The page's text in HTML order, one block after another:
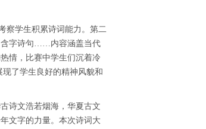
察学生积累诗词能力。第二
含字诗句……内容涵盖当代
情，比赛中学生们沉着冷
了学生良好的精神风貌和
诗文浩若烟海，华夏古文
文字的力量。本次诗词大